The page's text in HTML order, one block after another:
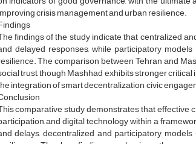
crisis management and urban resilience.
findings of the study indicate that centralized
delayed responses, while participatory
The comparison between Tehran and
trust, though Mashhad exhibits stronger
integration of smart decentralization, civic
comparative study demonstrates that effective
and digital technology within a
delays, decentralized and participatory